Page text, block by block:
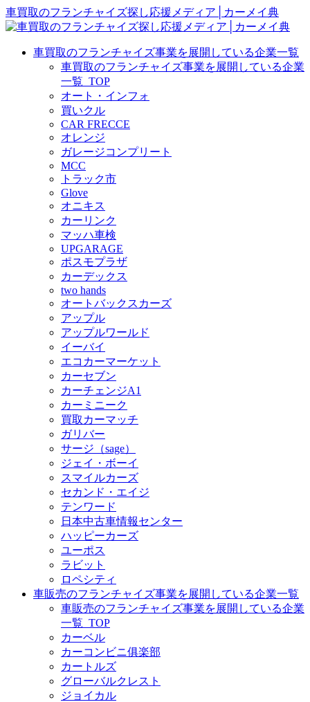
車買取のフランチャイズ探し応援メディア│カーメイ典
車買取のフランチャイズ事業を展開している企業一覧
車買取のフランチャイズ事業を展開している企業
一覧_TOP
オート・インフォ
買いクル
CAR FRECCE
オレンジ
ガレージコンプリート
MCC
トラック市
Glove
オニキス
カーリンク
マッハ車検
UPGARAGE
ポスモプラザ
カーデックス
two hands
オートバックスカーズ
アップル
アップルワールド
イーバイ
エコカーマーケット
カーセブン
カーチェンジA1
カーミニーク
買取カーマッチ
ガリバー
サージ（sage）
ジェイ・ボーイ
スマイルカーズ
セカンド・エイジ
テンワード
日本中古車情報センター
ハッピーカーズ
ユーポス
ラビット
ロペシティ
車販売のフランチャイズ事業を展開している企業一覧
車販売のフランチャイズ事業を展開している企業
一覧_TOP
カーベル
カーコンビニ俱楽部
カートルズ
グローバルクレスト
ジョイカル